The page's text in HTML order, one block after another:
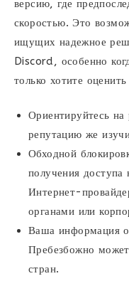
версию, где
скоростью. Это
ищущих надежное
Discord, особенно
только хотите
Ориентируйтесь
репутацию же
Обходной
получения
Интернет-
органами или
Ваша информация
Пребезбожно
стран.